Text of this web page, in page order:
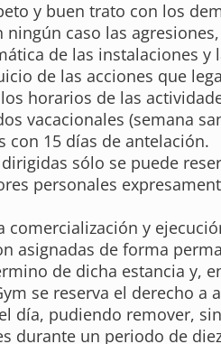
y buen trato con los
ningún caso las
de las instalaciones
de las acciones que
horarios de las
vacacionales (semana
con 15 días de antelación.
sólo se puede
personales
comercialización y
asignadas de forma
de dicha estancia y,
se reserva el derecho
día, pudiendo remover,
durante un periodo de